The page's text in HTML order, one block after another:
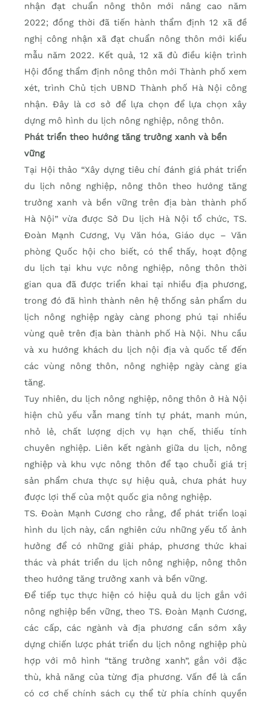
nhận đạt chuẩn nông thôn mới nâng cao năm
2022; đồng thời đã tiến hành thẩm định 12 xã đề
nghị công nhận xã đạt chuẩn nông thôn mới kiểu
mẫu năm 2022. Kết quả, 12 xã đủ điều kiện trình
Hội đồng thẩm định nông thôn mới Thành phố xem
xét, trình Chủ tịch UBND Thành phố Hà Nội công
nhận. Đây là cơ sở để lựa chọn để lựa chọn xây
dựng mô hình du lịch nông nghiệp, nông thôn.
Phát triển theo hướng tăng trưởng xanh và bền
vững
Tại Hội thảo “Xây dựng tiêu chí đánh giá phát triển
du lịch nông nghiệp, nông thôn theo hướng tăng
trưởng xanh và bền vững trên địa bàn thành phố
Hà Nội” vừa được Sở Du lịch Hà Nội tổ chức, TS.
Đoàn Mạnh Cương, Vụ Văn hóa, Giáo dục – Văn
phòng Quốc hội cho biết, có thể thấy, hoạt động
du lịch tại khu vực nông nghiệp, nông thôn thời
gian qua đã được triển khai tại nhiều địa phương,
trong đó đã hình thành nên hệ thống sản phẩm du
lịch nông nghiệp ngày càng phong phú tại nhiều
vùng quê trên địa bàn thành phố Hà Nội. Nhu cầu
và xu hướng khách du lịch nội địa và quốc tế đến
các vùng nông thôn, nông nghiệp ngày càng gia
tăng.
Tuy nhiên, du lịch nông nghiệp, nông thôn ở Hà Nội
hiện chủ yếu vẫn mang tính tự phát, manh mún,
nhỏ lẻ, chất lượng dịch vụ hạn chế, thiếu tính
chuyên nghiệp. Liên kết ngành giữa du lịch, nông
nghiệp và khu vực nông thôn để tạo chuỗi giá trị
sản phẩm chưa thực sự hiệu quả, chưa phát huy
được lợi thế của một quốc gia nông nghiệp.
TS. Đoàn Mạnh Cương cho rằng, để phát triển loại
hình du lịch này, cần nghiên cứu những yếu tố ảnh
hưởng để có những giải pháp, phương thức khai
thác và phát triển du lịch nông nghiệp, nông thôn
theo hướng tăng trưởng xanh và bền vững.
Để tiếp tục thực hiện có hiệu quả du lịch gắn với
nông nghiệp bền vững, theo TS. Đoàn Mạnh Cương,
các cấp, các ngành và địa phương cần sớm xây
dựng chiến lược phát triển du lịch nông nghiệp phù
hợp với mô hình “tăng trưởng xanh”, gắn với đặc
thù, khả năng của từng địa phương. Vấn đề là cần
có cơ chế chính sách cụ thể từ phía chính quyền